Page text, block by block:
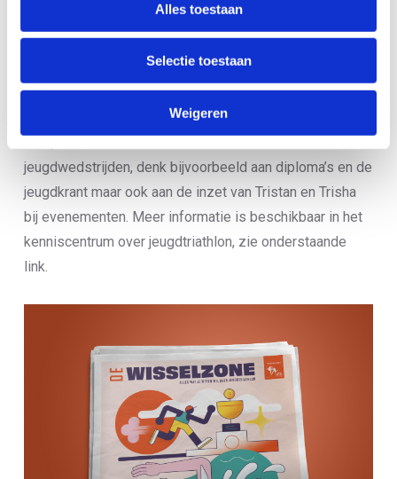
Alles toestaan
Selectie toestaan
Weigeren
jeugdwedstrijden, denk bijvoorbeeld aan diploma’s en de
jeugdkrant maar ook aan de inzet van Tristan en Trisha
bij evenementen. Meer informatie is beschikbaar in het
kenniscentrum over jeugdtriathlon, zie onderstaande
link.